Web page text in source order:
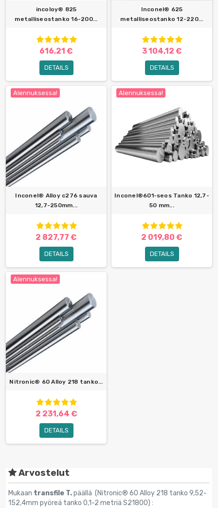
incoloy® 825
metalliseostanko 16-200...
616,21 €
DETAILS
Inconel® 625
metalliseostanko 12-220...
3 104,12 €
DETAILS
Alennuksessa!
Inconel® Alloy c276 sauva
12,7-250mm...
2 827,77 €
DETAILS
Alennuksessa!
Inconel®601-seos Tanko 12,7-
50 mm...
2 019,80 €
DETAILS
Alennuksessa!
Nitronic® 60 Alloy 218 tanko...
2 231,64 €
DETAILS
Arvostelut
Mukaan transfile T.päällä (Nitronic® 60 Alloy 218 tanko 9,52-
152,4mm pyöreä tanko 0,1-2 metriä S21800) :